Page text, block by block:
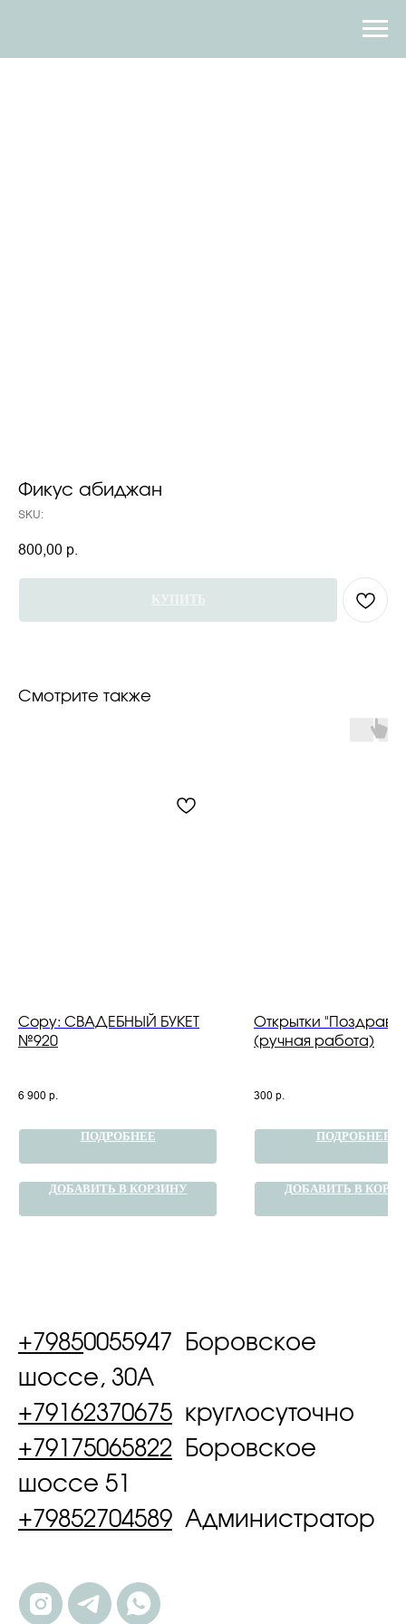
Фикус абиджан
SKU:
800,00 р.
КУПИТЬ
Смотрите также
Copy: СВАДЕБНЫЙ БУКЕТ
№920
6 900 р.
ПОДРОБНЕЕ
ДОБАВИТЬ В КОРЗИНУ
Открытки
(ручная работа)
300 р.
ПОДРОБНЕЕ
ДОБАВИТЬ В
+79850055947 Боровское
шоссе, 30А
+79162370675 круглосуточно
+79175065822 Боровское
шоссе 51
+79852704589 Администратор